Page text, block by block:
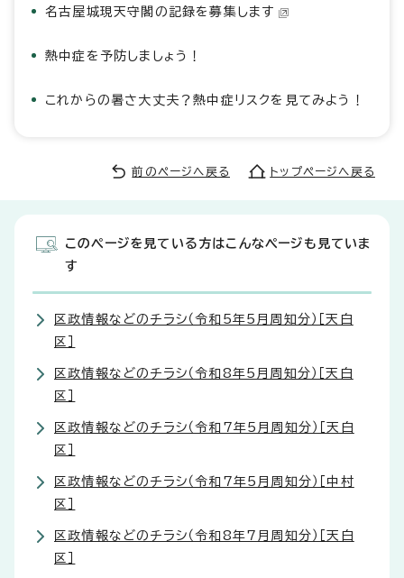
名古屋城現天守閣の記録を募集します
熱中症を予防しましょう！
これからの暑さ大丈夫？熱中症リスクを見てみよう！
前のページへ戻る トップページへ戻る
このページを見ている方はこんなページも見ていま
す
区政情報などのチラシ（令和5年5月周知分）［天白
区］
区政情報などのチラシ（令和8年5月周知分）［天白
区］
区政情報などのチラシ（令和7年5月周知分）［天白
区］
区政情報などのチラシ（令和7年5月周知分）［中村
区］
区政情報などのチラシ（令和8年7月周知分）［天白
区］